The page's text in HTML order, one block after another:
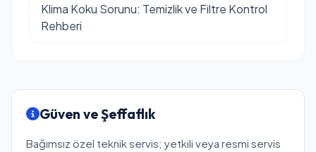
Klima Koku Sorunu: Temizlik ve Filtre Kontrol
Rehberi
Güven ve Şeffaflık
Bağımsız özel teknik servis; yetkili veya resmi servis